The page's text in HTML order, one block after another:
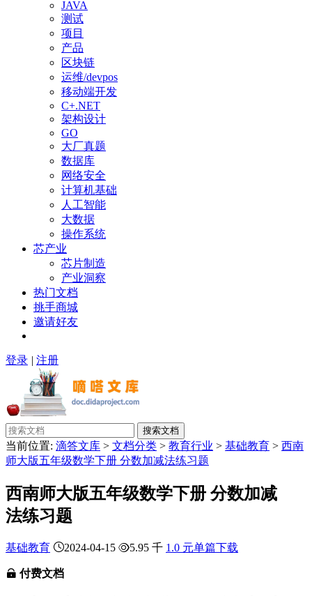
JAVA
测试
项目
产品
区块链
运维/devpos
移动端开发
C+.NET
架构设计
GO
大厂真题
数据库
网络安全
计算机基础
人工智能
大数据
操作系统
芯产业
芯片制造
产业洞察
热门文档
挑手商城
邀请好友
登录 | 注册
搜索文档
当前位置: 滴答文库 > 文档分类 > 教育行业 > 基础教育 > 西南
师大版五年级数学下册 分数加减法练习题
西南师大版五年级数学下册 分数加减
法练习题
基础教育 2024-04-15 5.95 千 1.0 元单篇下载
付费文档